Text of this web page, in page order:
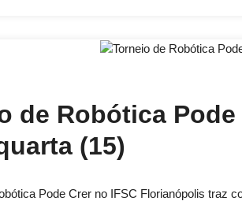
de Robótica
(15)
Pode Crer no IFSC Florianópolis traz